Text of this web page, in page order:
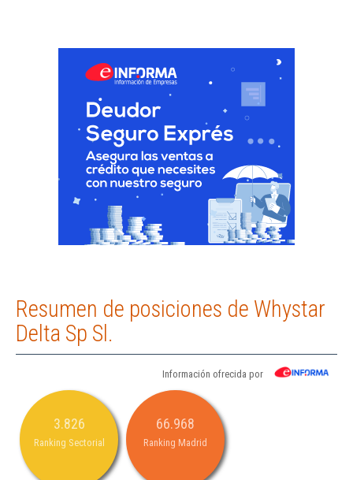
Resumen de posiciones de Whystar
Delta Sp Sl.
Información ofrecida por
3.826
Ranking Sectorial
66.968
Ranking Madrid